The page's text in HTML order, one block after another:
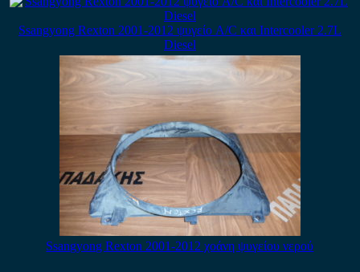
Ssangyong Rexton 2001-2012 ψυγείο A/C και Intercooler 2.7L
Diesel
Ssangyong Rexton 2001-2012 χοάνη ψυγείου νερού